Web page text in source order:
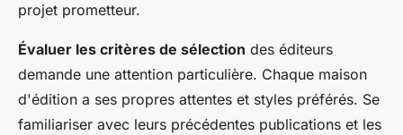
projet prometteur.
Évaluer les critères de sélection des éditeurs
demande une attention particulière. Chaque maison
d'édition a ses propres attentes et styles préférés. Se
familiariser avec leurs précédentes publications et les